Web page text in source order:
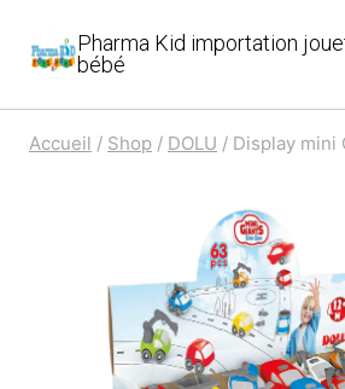
Pharma Kid importation
bébé
Accueil / Shop / DOLU / Display mini